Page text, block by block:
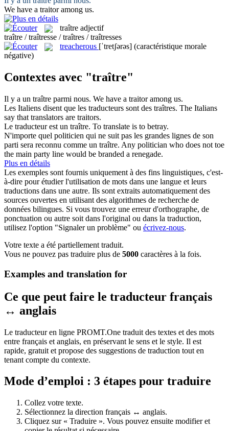
We have a traitoramong us.
traître adjectif
traître / traîtresse / traîtres / traîtresses
treacherous [ˈtretʃərəs] (caractéristique morale
négative)
Contextes avec "traître"
Il y a un traître parmi nous. We have a traitoramong us.
Les Italiens disent que les traducteurs sont des traîtres. The Italians
say that translators are traitors.
Le traducteur est un traître. To translate is to betray.
N'importe quel politicien qui ne suit pas les grandes lignes de son
parti sera reconnu comme un traître. Any politician who does not toe
the main party line would be branded a renegade.
Plus en détails
Les exemples sont fournis uniquement à des fins linguistiques, c'est-
à-dire pour étudier l'utilisation de mots dans une langue et leurs
traductions dans une autre. Ils sont extraits automatiquement des
sources ouvertes en utilisant des algorithmes de recherche de
données bilingues. Si vous trouvez une erreur d'orthographe, de
ponctuation ou autre soit dans l'original ou dans la traduction,
utilisez l'option "Signaler un problème" ou écrivez-nous.
Votre texte a été partiellement traduit.
Vous ne pouvez pas traduire plus de 5000 caractères à la fois.
Examples and translation for
Ce que peut faire le traducteur français
↔ anglais
Le traducteur en ligne PROMT.One traduit des textes et des mots
entre français et anglais, en préservant le sens et le style. Il est
rapide, gratuit et propose des suggestions de traduction tout en
tenant compte du contexte.
Mode d’emploi : 3 étapes pour traduire
Collez votre texte.
Sélectionnez la direction français ↔ anglais.
Cliquez sur « Traduire ». Vous pouvez ensuite modifier et